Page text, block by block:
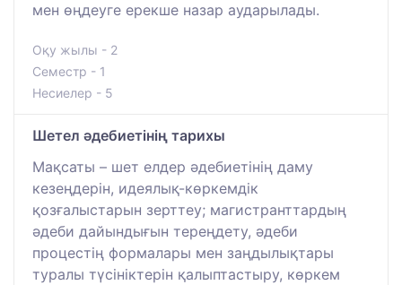
мен өңдеуге ерекше назар аударылады.
Оқу жылы - 2
Семестр - 1
Несиелер - 5
Шетел әдебиетінің тарихы
Мақсаты – шет елдер әдебиетінің даму
кезеңдерін, идеялық-көркемдік
қозғалыстарын зерттеу; магистранттардың
әдеби дайындығын тереңдету, әдеби
процестің формалары мен заңдылықтары
туралы түсініктерін қалыптастыру, көркем